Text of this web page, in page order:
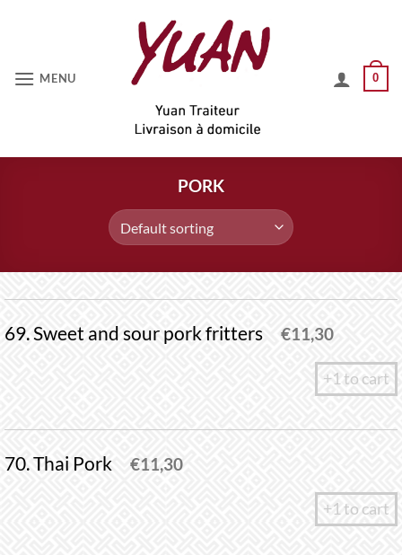
MENU 0
PORK
69. Sweet and sour pork fritters €11,30
+1 to cart
70. Thai Pork €11,30
+1 to cart